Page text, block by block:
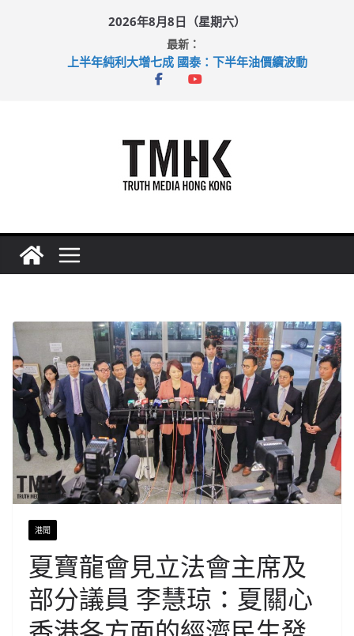
2026年8月8日（星期六）
最新：
上半年純利大增七成 國泰：下半年油價續波動
拜仁熱身賽挫維拉 啟德主場館奪錦標
港聞
夏寶龍會見立法會主席及
部分議員 李慧琼：夏關心